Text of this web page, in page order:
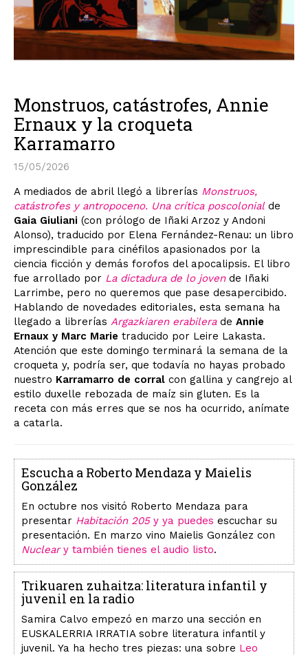
Monstruos, catástrofes, Annie
Ernaux y la croqueta
Karramarro
15/05/2026
A mediados de abril llegó a librerías Monstruos,
catástrofes y antropoceno. Una crítica poscolonialde
Gaia Giuliani (con prólogo de Iñaki Arzoz y Andoni
Alonso), traducido por Elena Fernández-Renau: un libro
imprescindible para cinéfilos apasionados por la
ciencia ficción y demás forofos del apocalipsis. El libro
fue arrollado por La dictadura de lo jovende Iñaki
Larrimbe, pero no queremos que pase desapercibido.
Hablando de novedades editoriales, esta semana ha
llegado a librerías Argazkiaren erabilerade Annie
Ernaux y Marc Marie traducido por Leire Lakasta.
Atención que este domingo terminará la semana de la
croqueta y, podría ser, que todavía no hayas probado
nuestro Karramarro de corral con gallina y cangrejo al
estilo duxelle rebozada de maíz sin gluten. Es la
receta con más erres que se nos ha ocurrido, anímate
a catarla.
Escucha a Roberto Mendaza y Maielis
González
En octubre nos visitó Roberto Mendaza para
presentar Habitación 205y ya puedes escuchar su
presentación. En marzo vino Maielis González con
Nucleary también tienes el audio listo.
Trikuaren zuhaitza: literatura infantil y
juvenil en la radio
Samira Calvo empezó en marzo una sección en
EUSKALERRIA IRRATIA sobre literatura infantil y
juvenil. Ya ha hecho tres piezas: una sobre Leo